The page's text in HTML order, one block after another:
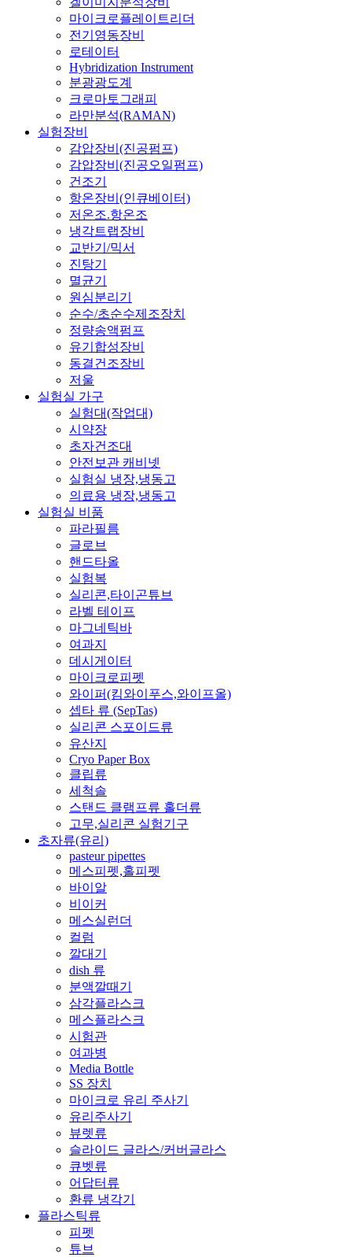
마이크로플레이트리더
전기영동장비
로테이터
Hybridization Instrument
분광광도계
크로마토그래피
라만분석(RAMAN)
실험장비
감압장비(진공펌프)
감압장비(진공오일펌프)
건조기
항온장비(인큐베이터)
저온조.항온조
냉각트랩장비
교반기/믹서
진탕기
멸균기
원심분리기
순수/초순수제조장치
정량송액펌프
유기합성장비
동결건조장비
저울
실험실 가구
실험대(작업대)
시약장
초자건조대
안전보관 캐비넷
실험실 냉장,냉동고
의료용 냉장,냉동고
실험실 비품
파라필름
글로브
핸드타올
실험복
실리콘,타이곤튜브
라벨 테이프
마그네틱바
여과지
데시게이터
마이크로피펫
와이퍼(킴와이푸스,와이프올)
셉타 류 (SepTas)
실리콘 스포이드류
유산지
Cryo Paper Box
클립류
세척솔
스탠드 클램프류 홀더류
고무,실리콘 실험기구
초자류(유리)
pasteur pipettes
메스피펫,홀피펫
바이알
비이커
메스실런더
컬럼
깔대기
dish 류
분액깔때기
삼각플라스크
메스플라스크
시험관
여과병
Media Bottle
SS 장치
마이크로 유리 주사기
유리주사기
뷰렛류
슬라이드 글라스/커버글라스
큐벳류
어답터류
환류 냉각기
플라스틱류
피펫
튜브